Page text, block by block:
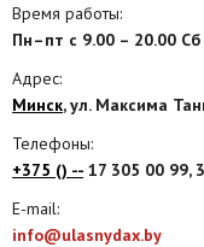
Новости
Агентства
Грузовое такси
Способы оплаты
Время работы:
Пн–пт с 9.00 – 20.00
Адрес:
Минск, ул. Максима
Телефоны:
+375 () -- 17 305 00 99,
E-mail:
info@ulasnydax.by